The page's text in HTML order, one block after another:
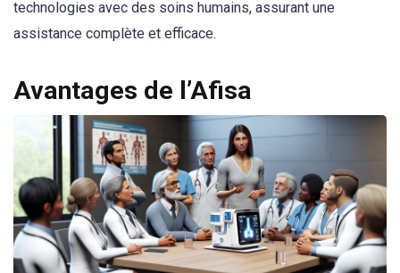
technologies avec des soins humains, assurant une
assistance complète et efficace.
Avantages de l’Afisa